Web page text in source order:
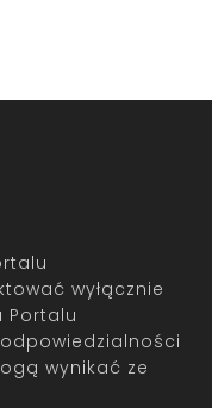
wyłącznie
Portalu
wynikać ze